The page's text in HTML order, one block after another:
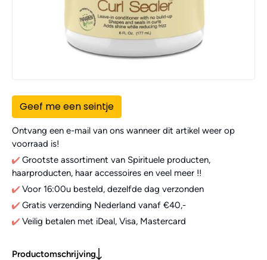
Geef me een seintje
Ontvang een e-mail van ons wanneer dit artikel weer op
voorraad is!
Grootste assortiment van Spirituele producten,
haarproducten, haar accessoires en veel meer !!
Voor 16:00u besteld, dezelfde dag verzonden
Gratis verzending Nederland vanaf €40,-
Veilig betalen met iDeal, Visa, Mastercard
Productomschrijving